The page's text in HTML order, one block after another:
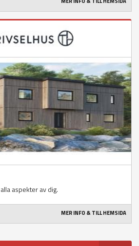
aspekter av dig.
MER INFO & TILL HEMSIDA